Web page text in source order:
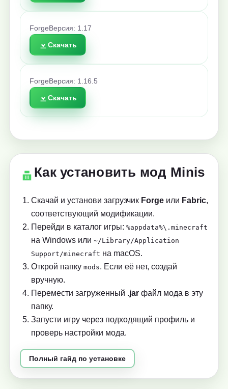
Forge Версия: 1.17
Скачать
Forge Версия: 1.16.5
Скачать
Как установить мод Minis
Скачай и установи загрузчик Forge или Fabric,
соответствующий модификации.
Перейди в каталог игры: %appdata%\.minecraft
на Windows или ~/Library/Application
Support/minecraft на macOS.
Открой папку mods. Если её нет, создай
вручную.
Перемести загруженный .jar файл мода в эту
папку.
Запусти игру через подходящий профиль и
проверь настройки мода.
Полный гайд по установке